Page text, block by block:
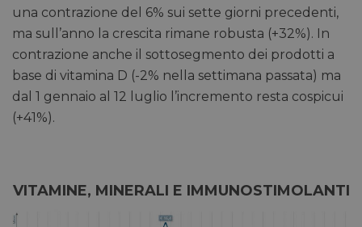
una contrazione del 6% sui sette giorni precedenti,
ma sull’anno la crescita rimane robusta (+32%). In
contrazione anche il sottosegmento dei prodotti a
base di vitamina D (-2% nella settimana passata) ma
dal 1 gennaio al 12 luglio l’incremento resta cospicui
(+41%).
VITAMINE, MINERALI E IMMUNOSTIMOLANTI